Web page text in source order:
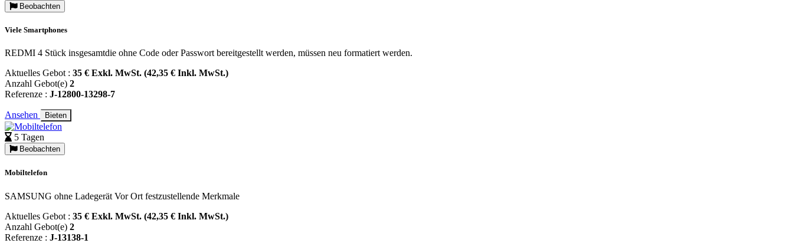
Beobachten
Viele Smartphones
REDMI 4 Stück insgesamtdie ohne Code oder Passwort bereitgestellt werden, müssen neu formatiert werden.
Aktuelles Gebot : 35 € Exkl. MwSt. (42,35 € Inkl. MwSt.)
Anzahl Gebot(e) 2
Referenze : J-12800-13298-7
Ansehen Bieten
5 Tagen
Beobachten
Mobiltelefon
SAMSUNG ohne Ladegerät Vor Ort festzustellende Merkmale
Aktuelles Gebot : 35 € Exkl. MwSt. (42,35 € Inkl. MwSt.)
Anzahl Gebot(e) 2
Referenze : J-13138-1